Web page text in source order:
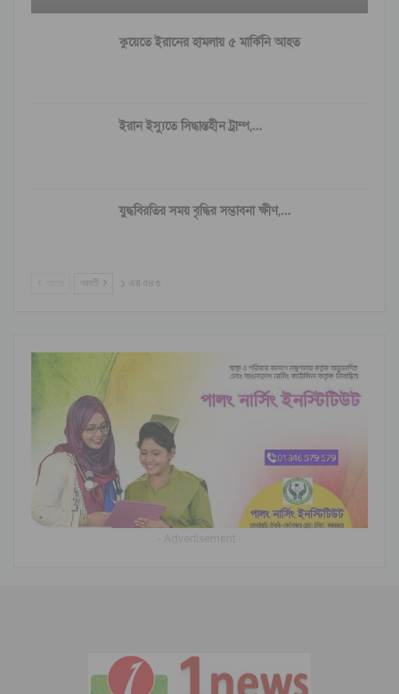
কুয়েতে ইরানের হামলায় ৫ মার্কিনি আহত
ইরান ইস্যুতে সিদ্ধান্তহীন ট্রাম্প,…
যুদ্ধবিরতির সময় বৃদ্ধির সম্ভাবনা ক্ষীণ,…
পরবর্তী ১ এর ৫৪৩